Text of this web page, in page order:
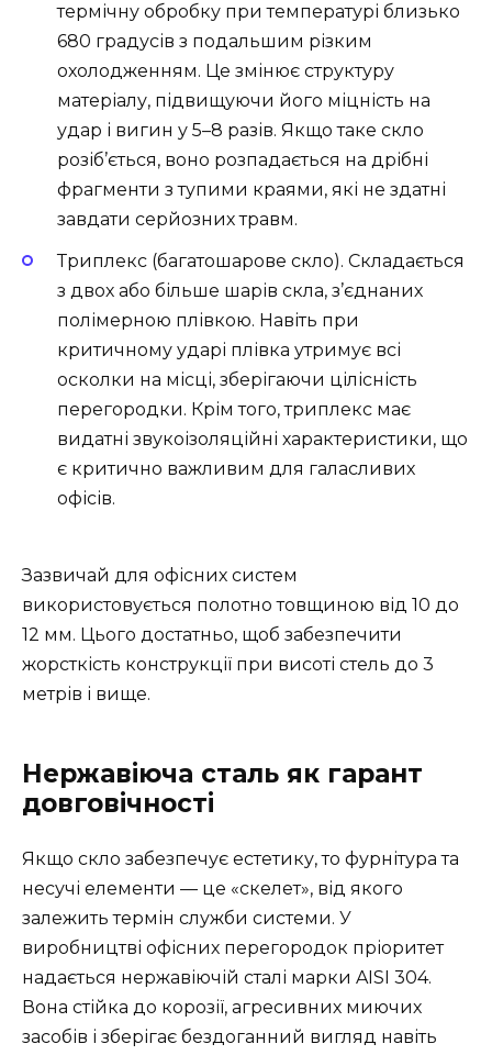
термічну обробку при температурі близько
680 градусів з подальшим різким
охолодженням. Це змінює структуру
матеріалу, підвищуючи його міцність на
удар і вигин у 5–8 разів. Якщо таке скло
розіб’ється, воно розпадається на дрібні
фрагменти з тупими краями, які не здатні
завдати серйозних травм.
Триплекс (багатошарове скло). Складається
з двох або більше шарів скла, з’єднаних
полімерною плівкою. Навіть при
критичному ударі плівка утримує всі
осколки на місці, зберігаючи цілісність
перегородки. Крім того, триплекс має
видатні звукоізоляційні характеристики, що
є критично важливим для галасливих
офісів.
Зазвичай для офісних систем
використовується полотно товщиною від 10 до
12 мм. Цього достатньо, щоб забезпечити
жорсткість конструкції при висоті стель до 3
метрів і вище.
Нержавіюча сталь як гарант
довговічності
Якщо скло забезпечує естетику, то фурнітура та
несучі елементи — це «скелет», від якого
залежить термін служби системи. У
виробництві офісних перегородок пріоритет
надається нержавіючій сталі марки AISI 304.
Вона стійка до корозії, агресивних миючих
засобів і зберігає бездоганний вигляд навіть